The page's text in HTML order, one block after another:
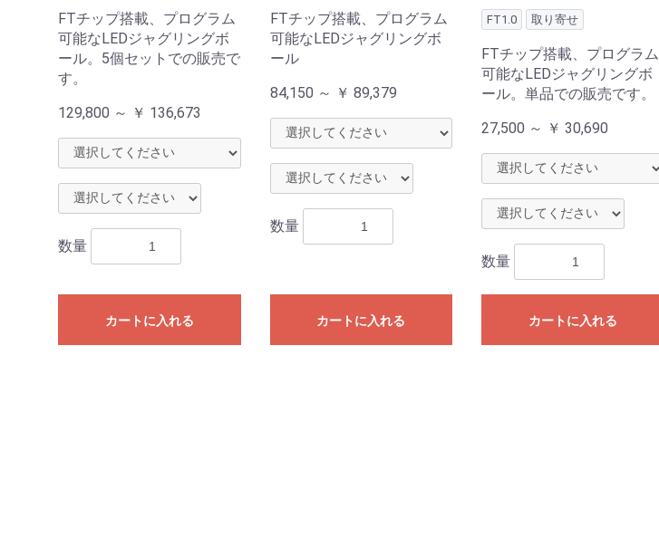
FTチップ搭載、プログラム
可能なLEDジャグリングボ
ール。5個セットでの販売で
す。
129,800 ～ ￥ 136,673
数量
カートに入れる
FTチップ搭載、プログラム
可能なLEDジャグリングボ
ール
84,150 ～ ￥ 89,379
数量
カートに入れる
FT1.0 取り寄せ
FTチップ搭載、プログラム
可能なLEDジャグリングボ
ール。単品での販売です。
27,500 ～ ￥ 30,690
数量
カートに入れる